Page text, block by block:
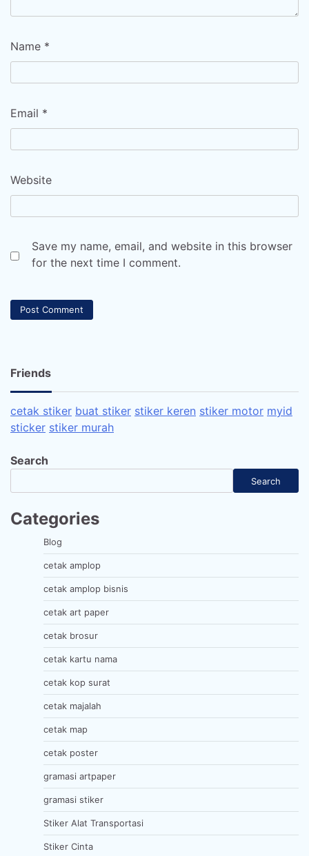
Name *
Email *
Website
Save my name, email, and website in this browser
for the next time I comment.
Friends
cetak stiker buat stiker stiker keren stiker motor myid
sticker stiker murah
Search
Search
Categories
Blog
cetak amplop
cetak amplop bisnis
cetak art paper
cetak brosur
cetak kartu nama
cetak kop surat
cetak majalah
cetak map
cetak poster
gramasi artpaper
gramasi stiker
Stiker Alat Transportasi
Stiker Cinta